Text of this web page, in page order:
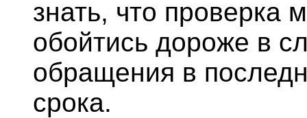
знать, что проверка
обойтись дороже в
обращения в
срока.